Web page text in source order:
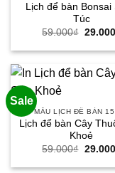
Lịch để bàn Bonsai
Túc
59.000₫ Giá
là:
29.000
Sale
MẪU LỊCH ĐỂ BÀN
Lịch để bàn Cây
Khoẻ
59.000₫ Giá
là:
29.000